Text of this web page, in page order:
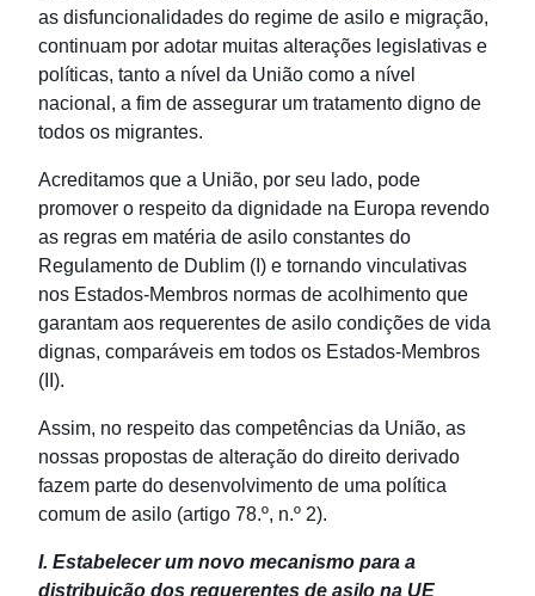
as disfuncionalidades do regime de asilo e migração,
continuam por adotar muitas alterações legislativas e
políticas, tanto a nível da União como a nível
nacional, a fim de assegurar um tratamento digno de
todos os migrantes.
Acreditamos que a União, por seu lado, pode
promover o respeito da dignidade na Europa revendo
as regras em matéria de asilo constantes do
Regulamento de Dublim (I) e tornando vinculativas
nos Estados-Membros normas de acolhimento que
garantam aos requerentes de asilo condições de vida
dignas, comparáveis em todos os Estados-Membros
(II).
Assim, no respeito das competências da União, as
nossas propostas de alteração do direito derivado
fazem parte do desenvolvimento de uma política
comum de asilo (artigo 78.º, n.º 2).
I. Estabelecer um novo mecanismo para a
distribuição dos requerentes de asilo na UE